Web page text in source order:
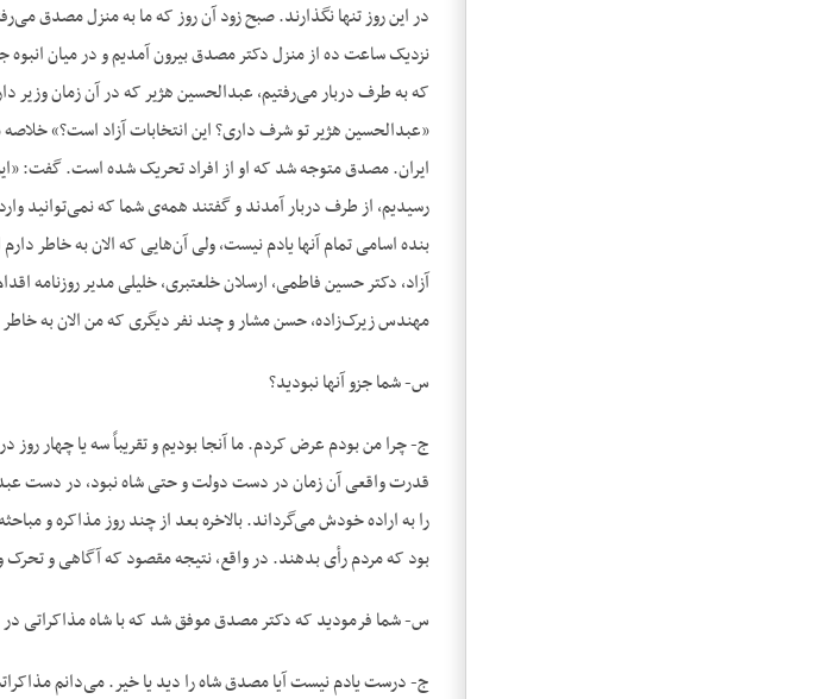
در این روز تنها نگذارند. صبح زود آن روز که ما به منزل مصدق
نزدیک ساعت ده از منزل دکتر مصدق بیرون آمدیم و در میان
که به طرف دربار می‌‌رفتیم، عبدالحسین هژیر که در آن زمان
«عبدالحسین هژیر تو شرف داری؟ این انتخابات آزاد است؟»
ایران. مصدق متوجه شد که او از افراد تحریک شده است. گفت:
رسیدیم، از طرف دربار آمدند و گفتند همه‌‌ی شما که
بنده اسامی تمام آنها یادم نیست، ولی آن‌‌هایی که الان به خاطر
آزاد، دکتر حسین فاطمی، ارسلان خلعتبری، خلیلی مدیر روزنامه
مهندس زیرک‌‌زاده، حسن مشار و چند نفر دیگری که من الان به
س- شما جزو آنها نبودید؟
ج- چرا من بودم عرض کردم. ما آنجا بودیم و تقریباً سه یا چهار روز
قدرت واقعی آن زمان در دست دولت و حتی شاه نبود، در دست
را به اراده خودش می‌‌گرداند. بالاخره بعد از چند روز مذاکره و
بود که مردم رأی بدهند. در واقع، نتیجه مقصود که آگاهی و
س- شما فرمودید که دکتر مصدق موفق شد که با شاه مذاکراتی در
ج- درست یادم نیست آیا مصدق شاه را دید یا خیر. می‌‌دانم